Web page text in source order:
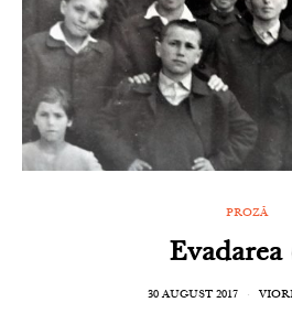
PROZĂ
Evadarea
30 AUGUST 2017